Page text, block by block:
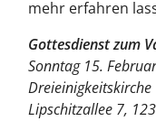
mehr erfahren
Gottesdienst zum
Sonntag 15.
Dreieinigkeitskirche
Lipschitzallee 7,